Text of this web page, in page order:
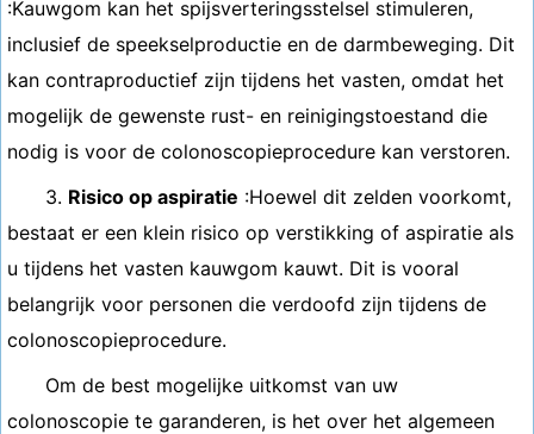
:Kauwgom kan het spijsverteringsstelsel stimuleren,
inclusief de speekselproductie en de darmbeweging. Dit
kan contraproductief zijn tijdens het vasten, omdat het
mogelijk de gewenste rust- en reinigingstoestand die
nodig is voor de colonoscopieprocedure kan verstoren.
3. Risico op aspiratie :Hoewel dit zelden voorkomt,
bestaat er een klein risico op verstikking of aspiratie als
u tijdens het vasten kauwgom kauwt. Dit is vooral
belangrijk voor personen die verdoofd zijn tijdens de
colonoscopieprocedure.
Om de best mogelijke uitkomst van uw
colonoscopie te garanderen, is het over het algemeen